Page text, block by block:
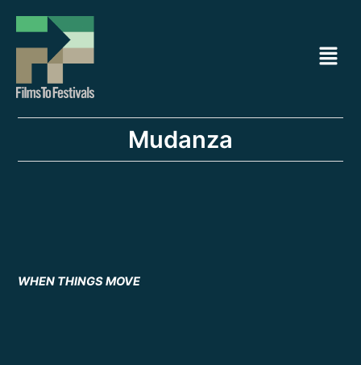
contenido
Menú
Mudanza
WHEN THINGS MOVE
de
entradas